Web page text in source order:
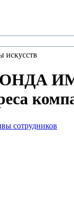
искусств
сотрудников